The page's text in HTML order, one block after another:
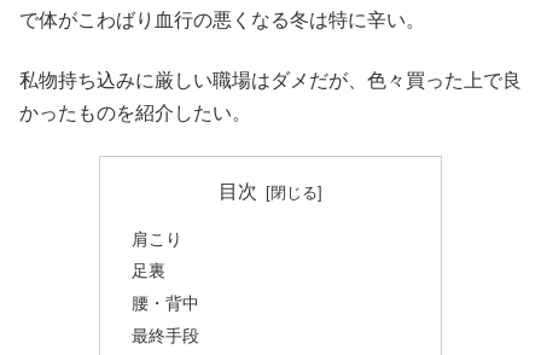
で体がこわばり血行の悪くなる冬は特に辛い。
私物持ち込みに厳しい職場はダメだが、色々買った上で良
かったものを紹介したい。
目次
肩こり
足裏
腰・背中
最終手段